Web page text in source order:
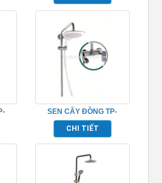
SEN CÂY ĐỒNG TP-
652002
CHI TIẾT